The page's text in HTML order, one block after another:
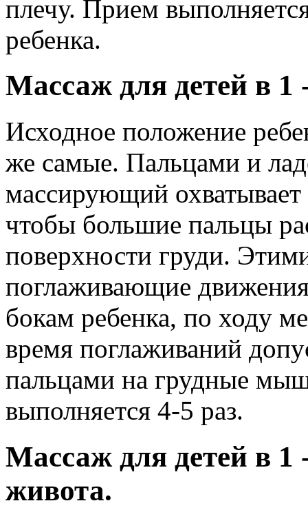
плечу. Прием
ребенка.
Массаж для детей в 1
Исходное положение
же самые. Пальцами и
массирующий
чтобы большие пальцы
поверхности груди.
поглаживающие
бокам ребенка, по ходу
время поглаживаний
пальцами на грудные
выполняется 4-5 раз.
Массаж для детей в
живота.